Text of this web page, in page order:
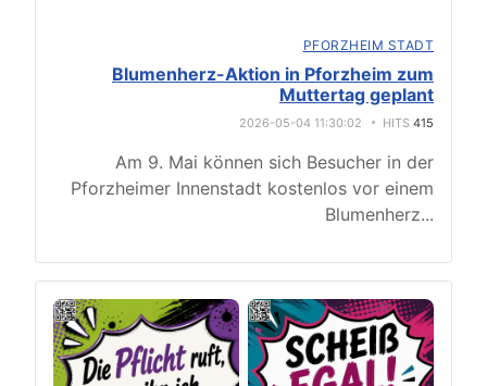
PFORZHEIM STADT
Blumenherz-Aktion in Pforzheim zum
Muttertag geplant
2026-05-04 11:30:02 HITS 415
Am 9. Mai können sich Besucher in der
Pforzheimer Innenstadt kostenlos vor einem
Blumenherz...